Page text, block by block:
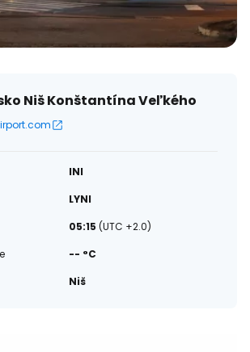
Niš Konštantína Veľkého
INI
LYNI
05:15 (UTC +2.0)
-- °C
Niš